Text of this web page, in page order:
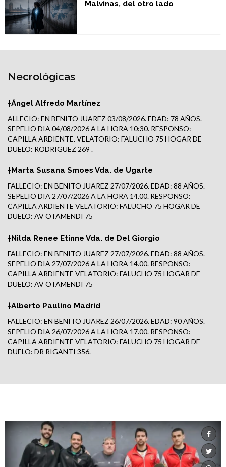
Malvinas, del otro lado
Necrológicas
†Ángel Alfredo Martínez
ALLECIO: EN BENITO JUAREZ 03/08/2026. EDAD: 78 AÑOS.
SEPELIO DIA 04/08/2026 A LA HORA 10:30. RESPONSO:
CAPILLA ARDIENTE. VELATORIO: FALUCHO 75 HOGAR DE
DUELO: RODRIGUEZ 269 .
†Marta Susana Smoes Vda. de Ugarte
FALLECIO: EN BENITO JUAREZ 27/07/2026. EDAD: 88 AÑOS.
SEPELIO DIA 27/07/2026 A LA HORA 14.00. RESPONSO:
CAPILLA ARDIENTE VELATORIO: FALUCHO 75 HOGAR DE
DUELO: AV OTAMENDI 75
†Nilda Renee Etinne Vda. de Del Giorgio
FALLECIO: EN BENITO JUAREZ 27/07/2026. EDAD: 88 AÑOS.
SEPELIO DIA 27/07/2026 A LA HORA 14.00. RESPONSO:
CAPILLA ARDIENTE VELATORIO: FALUCHO 75 HOGAR DE
DUELO: AV OTAMENDI 75
†Alberto Paulino Madrid
FALLECIO: EN BENITO JUAREZ 26/07/2026. EDAD: 90 AÑOS.
SEPELIO DIA 26/07/2026 A LA HORA 17.00. RESPONSO:
CAPILLA ARDIENTE VELATORIO: FALUCHO 75 HOGAR DE
DUELO: DR RIGANTI 356.